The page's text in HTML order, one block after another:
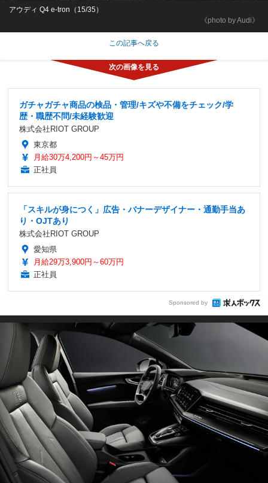
《photo by Audi》
アウディ Q4 e-tron（15/35）
この記事へ戻る
ガチャガチャ商品の検品・管理/キズや不備をチェック/学
歴・職歴不問/未経験歓迎
株式会社RIOT GROUP
東京都
月給30万4,200円～45万円
正社員
「スキルが身につく」広告・バナーデザイナー・通勤手当あ
り・OJTあり
株式会社RIOT GROUP
愛知県
月給29万3,900円～60万円
正社員
Sponsored by